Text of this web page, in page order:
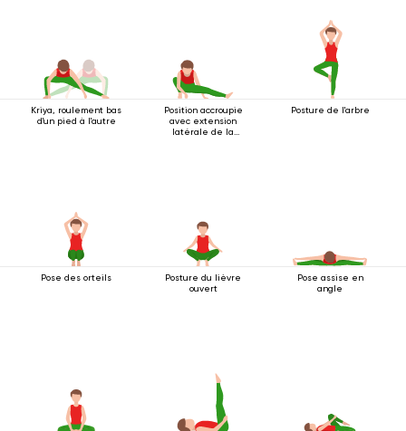
Kriya, roulement bas
d'un pied à l'autre
Position accroupie
avec extension
latérale de la
Posture de l'arbre
Pose des orteils
Posture du lièvre
ouvert
Pose assise en
angle